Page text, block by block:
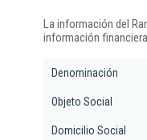
La información del
información financiera
Denominación
Objeto Social
Domicilio Social